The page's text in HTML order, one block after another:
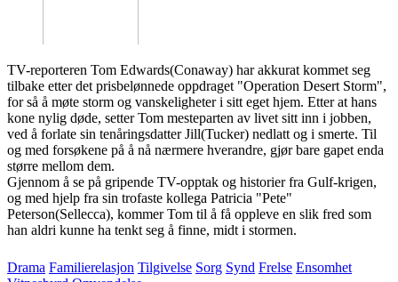
TV-reporteren Tom Edwards(Conaway) har akkurat kommet seg
tilbake etter det prisbelønnede oppdraget "Operation Desert Storm",
for så å møte storm og vanskeligheter i sitt eget hjem. Etter at hans
kone nylig døde, setter Tom mesteparten av livet sitt inn i jobben,
ved å forlate sin tenåringsdatter Jill(Tucker) nedlatt og i smerte. Til
og med forsøkene på å nå nærmere hverandre, gjør bare gapet enda
større mellom dem.
Gjennom å se på gripende TV-opptak og historier fra Gulf-krigen,
og med hjelp fra sin trofaste kollega Patricia "Pete"
Peterson(Sellecca), kommer Tom til å få oppleve en slik fred som
han aldri kunne ha tenkt seg å finne, midt i stormen.
Drama Familierelasjon Tilgivelse Sorg Synd Frelse Ensomhet